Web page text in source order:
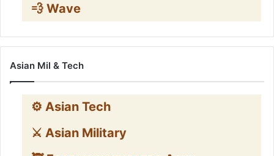
💨 Wave
Asian Mil & Tech
⚙️ Asian Tech
⚔️ Asian Military